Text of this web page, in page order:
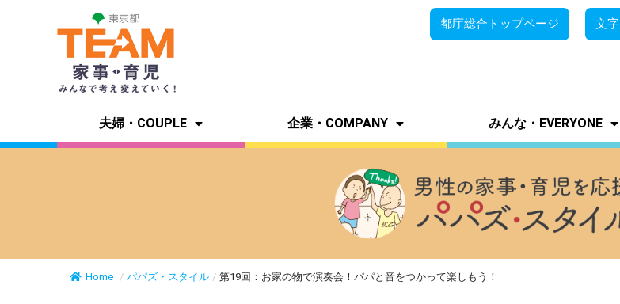
都庁総合 トップページ 文字
夫婦・COUPLE 企業・COMPANY みんな・EVERYONE
Home / パパズ・スタイル / 第19回：お家の物で演奏会！パパと音をつかって楽しもう！